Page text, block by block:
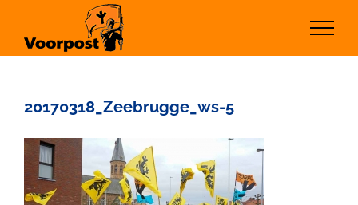
inhoud
20170318_Zeebrugge_ws-5